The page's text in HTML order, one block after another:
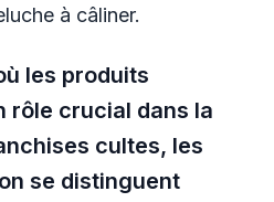
à câliner.
les produits
rôle crucial dans la
cultes, les
se distinguent